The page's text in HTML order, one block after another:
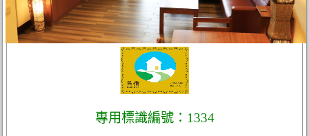
專用標識編號：1334